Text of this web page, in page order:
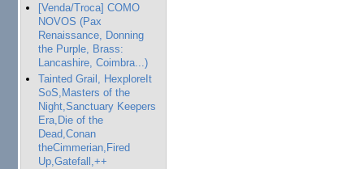
[Venda/Troca] COMO
NOVOS (Pax
Renaissance, Donning
the Purple, Brass:
Lancashire, Coimbra...)
Tainted Grail, HexploreIt
SoS,Masters of the
Night,Sanctuary Keepers
Era,Die of the
Dead,Conan
theCimmerian,Fired
Up,Gatefall,++